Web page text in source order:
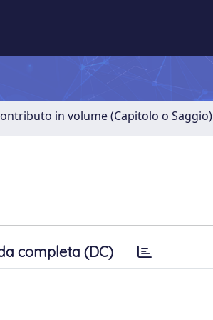
in volume (Capitolo o Saggio)
completa (DC)